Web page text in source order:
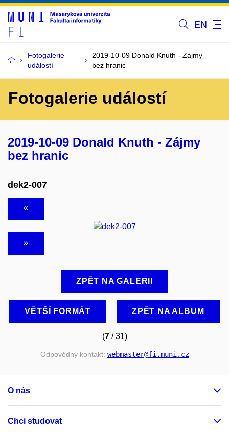
EN
Fotogalerie
událostí
2019-10-09 Donald Knuth - Zájmy
bez hranic
Fotogalerie událostí
2019-10-09 Donald Knuth - Zájmy
bez hranic
dek2-007
ZPĚT NA GALERII
VĚTŠÍ FORMÁT ZPĚT NA ALBUM
(7/ 31)
Odpovědný kontakt: webmaster@fi.muni.cz
O nás
Chci studovat